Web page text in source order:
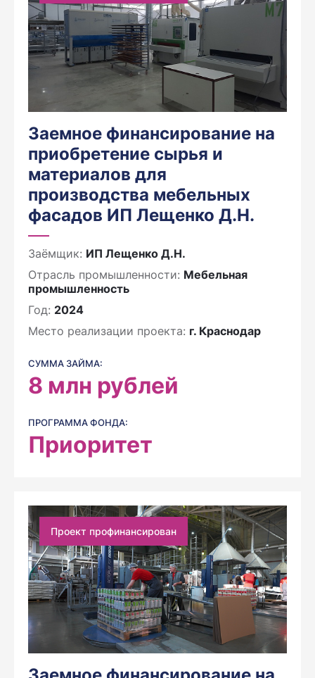
Заемное финансирование на
приобретение сырья и
материалов для
производства мебельных
фасадов ИП Лещенко Д.Н.
Заёмщик: ИП Лещенко Д.Н.
Отрасль промышленности: Мебельная
промышленность
Год: 2024
Место реализации проекта: г. Краснодар
СУММА ЗАЙМА:
8 млн рублей
ПРОГРАММА ФОНДА:
Приоритет
Проект профинансирован